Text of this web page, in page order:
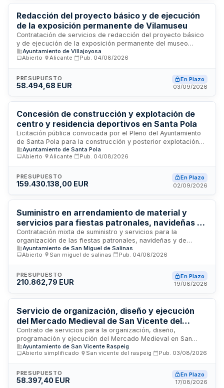
adjudicación es abierto simplificado y no se divide en lotes
por razones de integración técnica del sistema escénico.
Redacción del proyecto básico y de ejecución
de la exposición permanente de Vilamuseu
Contratación de servicios de redacción del proyecto básico
y de ejecución de la exposición permanente del museo
Vilamuseu. El contrato incluye el diseño arquitectónico, la
exposición permanente, una exposición temporal a medio
requiere un equipo multidisciplinar de profesionales para
garantizar la calidad y coherencia del proyecto museístico
Ayuntamiento de Villajoyosa
Abierto
Alicante Pub. 04/08/2026
PRESUPUESTO
58.494,68 EUR
En Plazo
03/09/2026
Concesión de construcción y explotación de
centro y residencia deportivos en Santa Pola
Licitación pública convocada por el Pleno del Ayuntamiento
de Santa Pola para la construcción y posterior explotación
de un centro y residencia deportivos en la localidad
alicantina. El proyecto comprende tanto la fase de obra civil
operación de las mismas durante el período de concesión.
Se trata de una iniciativa municipal orientada a dotar a Santa
tanto a usuarios locales como a potenciales visitantes,
generando además oportunidades de empleo y actividad
económica en la zona.
Ayuntamiento de Santa Pola
Abierto
Alicante Pub. 04/08/2026
PRESUPUESTO
159.430.138,00 EUR
En Plazo
02/09/2026
Suministro en arrendamiento de material y
servicios para fiestas patronales, navideñas y
comerciales de San Miguel de Salinas
Contratación mixta de suministro y servicios para la
organización de las fiestas patronales, navideñas y de
comercio de San Miguel de Salinas. El contrato comprende el
arrendamiento de carpas, aseos portátiles, decoración
incluyendo transporte, montaje, desmontaje, puesta en
marcha y habilitación de los espacios necesarios para el
Ayuntamiento de San Miguel de Salinas
Abierto
San miguel de salinas Pub. 04/08/2026
PRESUPUESTO
210.862,79 EUR
En Plazo
19/08/2026
Servicio de organización, diseño y ejecución
del Mercado Medieval de San Vicente del
Raspeig
Contrato de servicios para la organización, diseño,
programación y ejecución del Mercado Medieval en San
Vicente del Raspeig. El adjudicatario será responsable del
montaje, coordinación y gestión integral del evento, que
comerciales, turísticas y festivas, incluyendo la autorización
de ocupación y uso temporal de calles municipales. El
Ayuntamiento de San Vicente Raspeig
Abierto simplificado
San vicente del raspeig Pub. 03/08/2026
PRESUPUESTO
58.397,40 EUR
En Plazo
17/08/2026